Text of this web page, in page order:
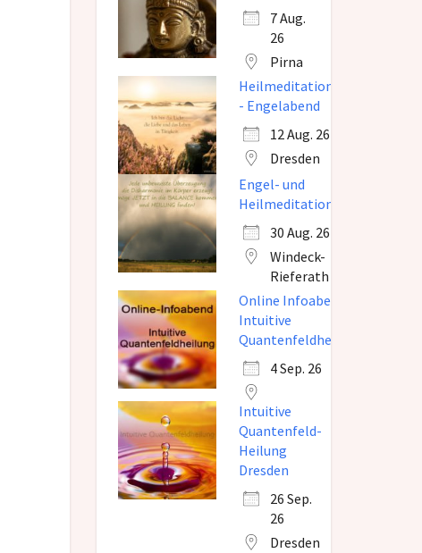
Outlook Live
7 Aug.
26
Pirna
Heilmeditation
- Engelabend
12 Aug. 26
Dresden
Engel- und
Heilmeditation
30 Aug. 26
Windeck-
Rieferath
Online Infoabend
Intuitive
Quantenfeldheilung
4 Sep. 26
Intuitive
Quantenfeld-
Heilung
Dresden
26 Sep.
26
Dresden